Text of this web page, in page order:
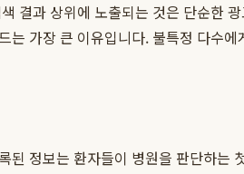
결과 상위에 노출되는 것은 단순한
가장 큰 이유입니다. 불특정 다수
정보는 환자들이 병원을 판단하